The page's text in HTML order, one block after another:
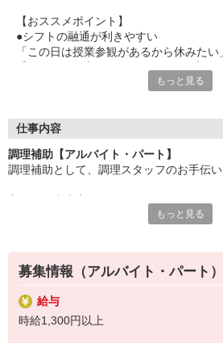
【おススメポイント】
●シフトの融通が利きやすい
「この日は授業参観があるから休みたい」
家庭や趣味の都合にも柔軟に対応します
●20代〜50代の幅広い年代のスタッフが
躍中
入社後は先輩たちが優しくフォローしな
安心してお仕事を始められます。
【会社について】
給食受託の外資系大手企業、コンパスグ
全国約1,500ヵ所で「コントラクトフー
います
もっと見る
仕事内容
調理補助【アルバイト・パート】
調理補助として、調理スタッフのお手伝い
〇小鉢や付け合わせをお皿に盛り付ける
調理員が調理を行う為、包丁などは基本
料理が苦手、普段は料理をあまりしない
盛り付けのお仕事が終わったら、料理提
別の担当のお手伝いをお願いすることも
もっと見る
募集情報（アルバイト・パート）
給与
時給1,300円以上